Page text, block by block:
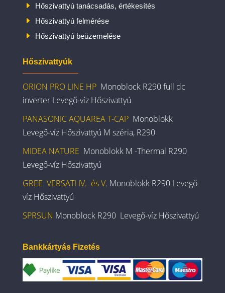
E Hőszivattyú tanácsadás, értékesítés
E Hőszivattyú felmérése
E Hőszivattyú beüzemelése
Hőszivattyúk
ORION PRO LINE HP Monoblock R290 full dc
inverter Levegő-víz Hőszivattyú
PANASONIC AQUAREA T-CAP Monoblokk
Levegő-víz Hőszivattyú M széria, R290
MIDEA NATURE Monoblokk M -Thermal R290
Levegő-víz Hőszivattyú
GREE VERSATI IV. és V. Monoblokk R290 Levegő-
víz Hőszivattyú
SPRSUN Monoblock R290 Levegő-víz Hőszivattyú
Bankkártyás Fizetés